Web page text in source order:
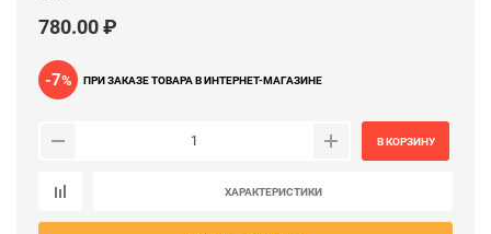
780.00 ₽
-7% ПРИ ЗАКАЗЕ ТОВАРА В ИНТЕРНЕТ-МАГАЗИНЕ
В КОРЗИНУ
ХАРАКТЕРИСТИКИ